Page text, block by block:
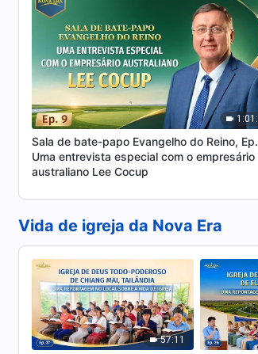
Sala de bate-papo Evangelho do Reino,
Uma entrevista especial com o empresário
australiano Lee Cocup
Vida de igreja da Nova Era
57:11